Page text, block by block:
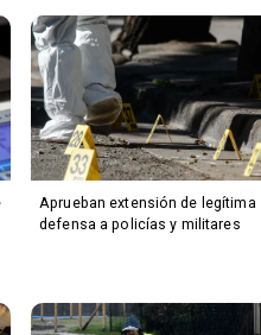
Aprueban extensión de legítima
defensa a policías y militares